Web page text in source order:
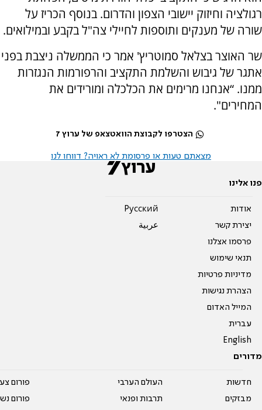
רגולציה וחיזוק יישובי הצפון והדרום. בנוסף הכריז על
שורה של מענקים ותוספות לחיילי צה"ל בקבע ובמילואים.
שר האוצר בצלאל סמוטריץ' אמר כי הממשלה ניצבת בפני
אתגר של גיבוש והשלמת התקציב והרפורמות הנגזרות
ממנו. “אנחנו מרימים את הכלכלה ומורידים את
המחירים".
הצטרפו לקבוצת הוואטצאפ של ערוץ 7
מצאתם טעות או פרסומת לא ראויה? דווחו לנו
פנו אלינו
אודות
יצירת קשר
פרסמו אצלנו
תנאי שימוש
מדיניות פרטיות
הצהרת נגישות
המייל האדום
עברית
English
Pусский
عربية
מדורים
חדשות
מבזקים
העולם הערבי
תרבות ופנאי
פורום
פורום